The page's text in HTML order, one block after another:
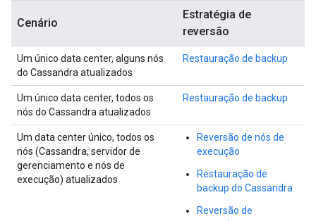
Cenário
Estratégia de
reversão
Um único data center, alguns nós
do Cassandra atualizados
Restauração de backup
Um único data center, todos os
nós do Cassandra atualizados
Restauração de backup
Um data center único, todos os
nós (Cassandra, servidor de
gerenciamento e nós de
execução) atualizados
Reversão de nós de
execução
Restauração de
backup do Cassandra
Reversão de